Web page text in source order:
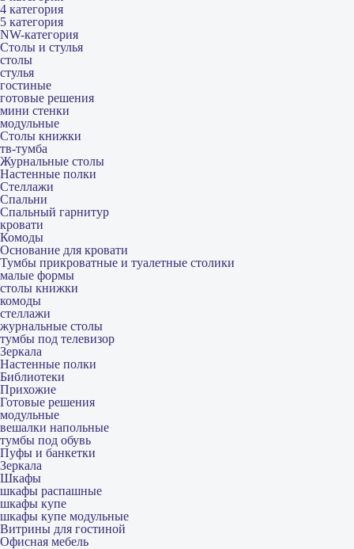
4 категория
5 категория
NW-категория
Столы и стулья
столы
стулья
гостиные
готовые решения
мини стенки
модульные
Столы книжки
тв-тумба
Журнальные столы
Настенные полки
Стеллажи
Спальни
Спальный гарнитур
кровати
Комоды
Основание для кровати
Тумбы прикроватные и туалетные столики
малые формы
столы книжки
комоды
стеллажи
журнальные столы
тумбы под телевизор
Зеркала
Настенные полки
Библиотеки
Прихожие
Готовые решения
модульные
вешалки напольные
тумбы под обувь
Пуфы и банкетки
Зеркала
Шкафы
шкафы распашные
шкафы купе
шкафы купе модульные
Витрины для гостиной
Офисная мебель